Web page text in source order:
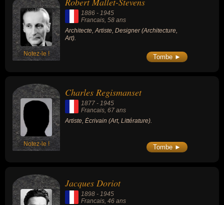
Notez-le !
1886 - 1945
Francais , 58 ans
Architecte, Artiste, Designer (Architecture,
Art).
Tombe ►
Notez-le !
Charles Regismanset
1877 - 1945
Francais, 67 ans
Artiste, Écrivain (Art, Littérature).
Tombe ►
Jacques Doriot
1898 - 1945
Francais , 46 ans